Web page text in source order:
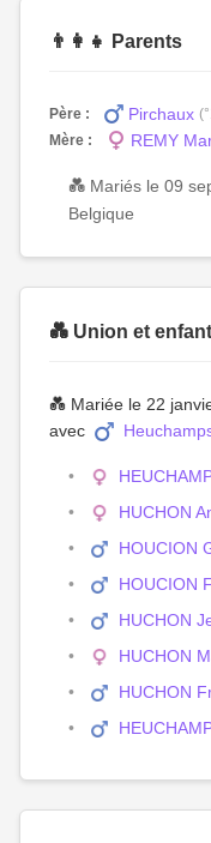
👨‍👩‍👧 Parents
Père : Pirchaux
Mère :
REMY
💑 Mariés le 09
Belgique
💑 Union et enfant
💑 Mariée le 22
avec
HUCHON
HOUCION
HOUCION
HUCHON
HUCHON
HUCHON